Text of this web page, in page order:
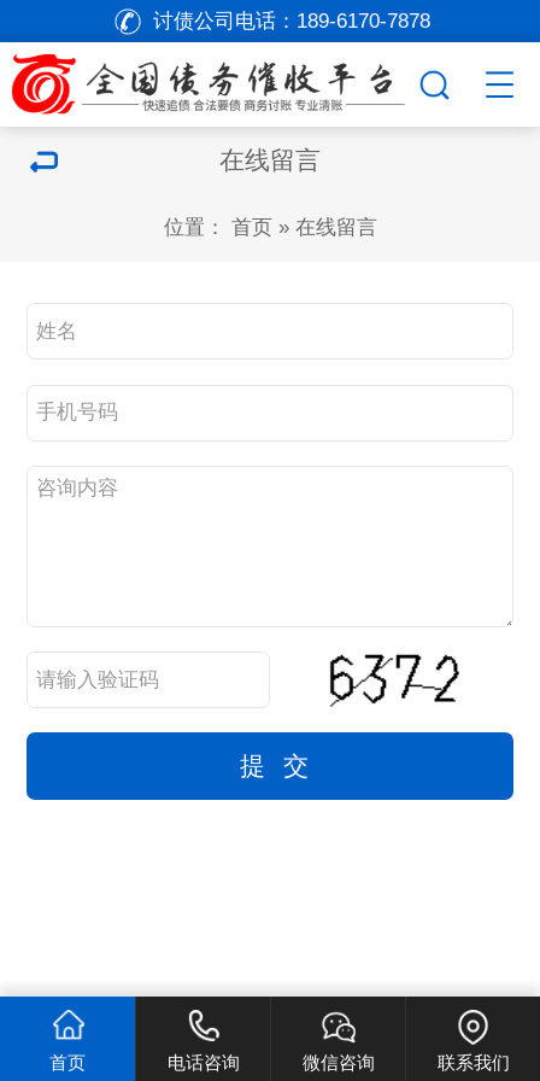
讨债公司电话： 189-6170-7878
在线留言
位置： 首页» 在线留言
首页 电话咨询 微信咨询 联系我们